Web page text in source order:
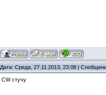
Дата: Среда, 27.11.2013, 23:08 |
CW cтучу